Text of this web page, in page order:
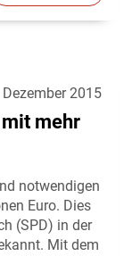
2015
mehr
notwendigen
Euro. Dies
(SPD) in der
Mit dem